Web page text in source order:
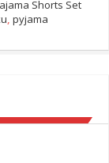
Shorts Set
, pyjama